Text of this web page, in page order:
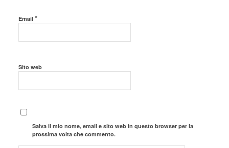
Email *
Sito web
Salva il mio nome, email e sito web in questo browser per la
prossima volta che commento.